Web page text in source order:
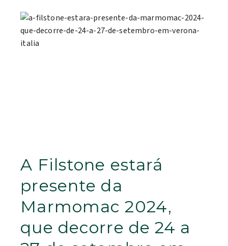
A Filstone estará
presente da
Marmomac 2024,
que decorre de 24 a